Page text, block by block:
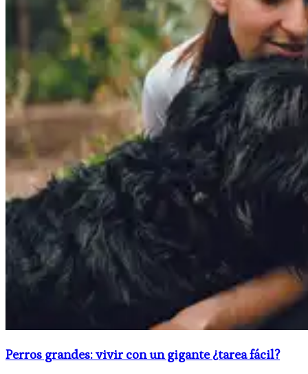
Perros grandes: vivir con un gigante ¿tarea fácil?